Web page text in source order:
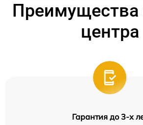
Преимущества
центра
Гарантия до 3-х